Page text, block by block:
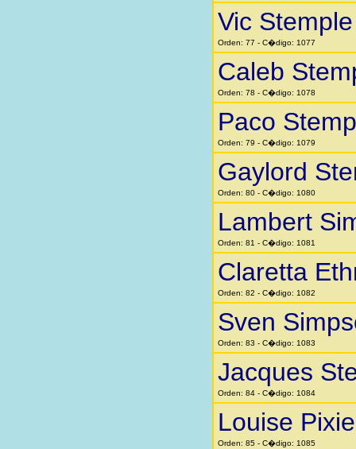
Vic Stemple
Orden: 77 - C�digo: 1077
Caleb
Orden: 78 - C�digo: 1078
Paco
Orden: 79 - C�digo: 1079
Gaylord
Orden: 80 - C�digo: 1080
Lambert
Orden: 81 - C�digo: 1081
Claretta
Orden: 82 - C�digo: 1082
Sven
Orden: 83 - C�digo: 1083
Jacques
Orden: 84 - C�digo: 1084
Louise
Orden: 85 - C�digo: 1085